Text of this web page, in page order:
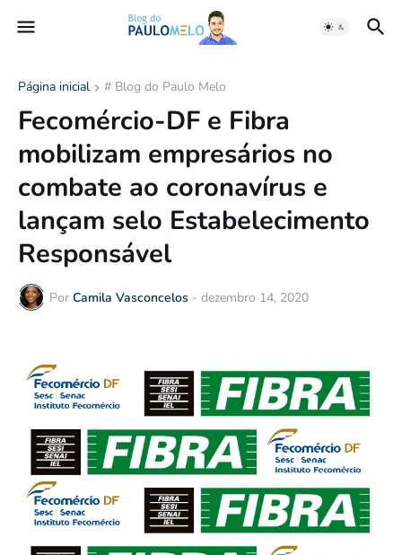
Página inicial # Blog do Paulo Melo
Fecomércio-DF e Fibra
mobilizam empresários no
combate ao coronavírus e
lançam selo Estabelecimento
Responsável
Por Camila Vasconcelos - dezembro 14, 2020